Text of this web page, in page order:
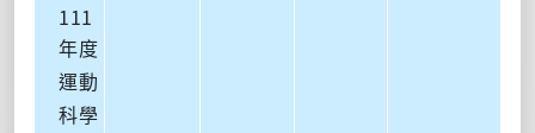
111
年度
運動
科學